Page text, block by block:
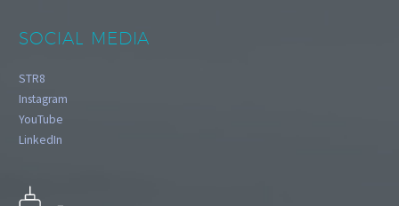
SOCIAL MEDIA
STR8
Instagram
YouTube
LinkedIn